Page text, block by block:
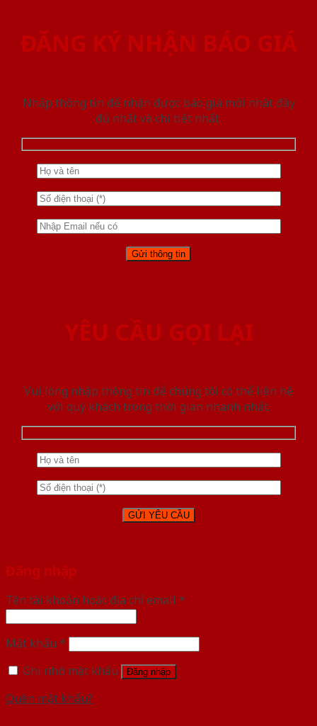
ĐĂNG KÝ NHẬN BÁO GIÁ
Nhập thông tin để nhận được báo giá mới nhât đầy
đủ nhất và chi tiết nhất.
YÊU CẦU GỌI LẠI
Vui lòng nhập thông tin để chúng tôi có thể liên hệ
với quý khách trong thời gian nhanh nhất.
Đăng nhập
Tên tài khoản hoặc địa chỉ email *
Mật khẩu *
Ghi nhớ mật khẩu
Đăng nhập
Quên mật khẩu?